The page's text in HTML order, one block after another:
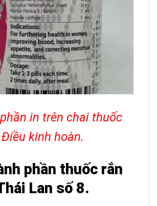
in trên chai thuốc
Điều kinh hoàn.
phần thuốc rắn
Lan số 8.